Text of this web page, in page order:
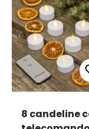
8 candeline